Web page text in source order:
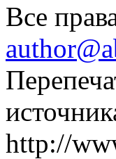
Все
http://